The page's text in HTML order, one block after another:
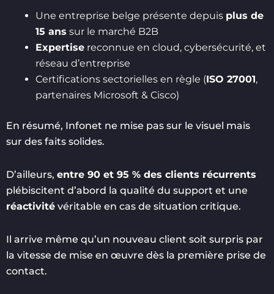
Une entreprise belge présente depuis plus de
15 ans sur le marché B2B
Expertise reconnue en cloud, cybersécurité, et
réseau d’entreprise
Certifications sectorielles en règle (ISO 27001,
partenaires Microsoft & Cisco)
En résumé, Infonet ne mise pas sur le visuel mais
sur des faits solides.
D’ailleurs, entre 90 et 95 % des clients récurrents
plébiscitent d’abord la qualité du support et une
réactivité véritable en cas de situation critique.
Il arrive même qu’un nouveau client soit surpris par
la vitesse de mise en œuvre dès la première prise de
contact.